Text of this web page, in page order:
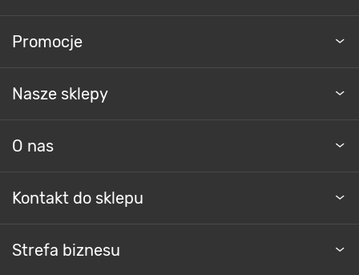
Promocje
Nasze sklepy
O nas
Kontakt do sklepu
Strefa biznesu